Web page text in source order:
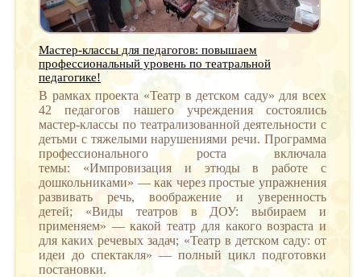
Мастер-классы для педагогов: повышаем
профессиональный уровень по театральной
педагогике!
В рамках проекта «Театр в детском саду» для всех
42 педагогов нашего учреждения состоялись
мастер-классы по театрализованной деятельности с
детьми с тяжелыми нарушениями речи. Программа
профессионального роста включала
темы: «Импровизация и этюды в работе с
дошкольниками» — как через простые упражнения
развивать речь, воображение и уверенность
детей; «Виды театров в ДОУ: выбираем и
применяем» — какой театр для какого возраста и
для каких речевых задач; «Театр в детском саду: от
идеи до спектакля» — полный цикл подготовки
постановки.